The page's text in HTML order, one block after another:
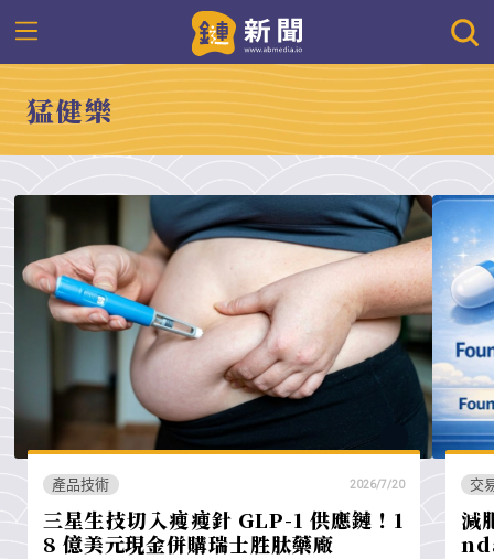
猛健樂
產品技術 2026/7/20
三星生技切入瘦瘦針 GLP-1 供應鏈！1
8 億美元現金併購瑞士胜肽藥廠
交
減